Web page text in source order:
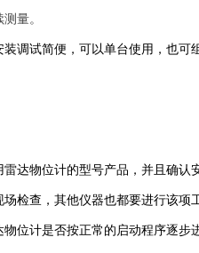
量。
调试简便，可以单台使用，也可
达物位计的型号产品，并且确
检查，其他仪器也都要进行该项
位计是否按正常的启动程序逐